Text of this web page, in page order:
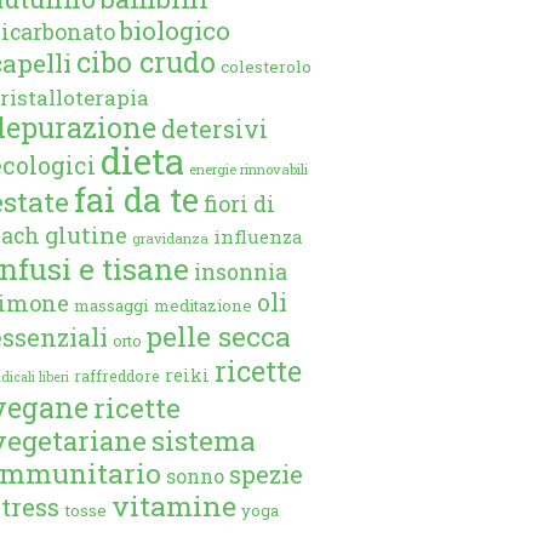
biologico
cibo crudo colesterolo
detersivi
dieta energie rinnovabili
fai da te fiori di
glutine gravidanza influenza
e tisane insonnia
massaggi meditazione oli
orto pelle secca
liberi raffreddore reiki ricette
ricette
sistema
sonno spezie
tosse vitamine yoga